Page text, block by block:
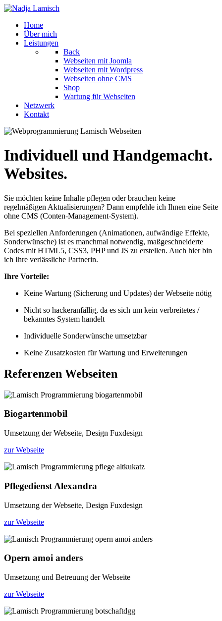
Home
Über mich
Leistungen
Back
Webseiten mit Joomla
Webseiten mit Wordpress
Webseiten ohne CMS
Shop
Wartung für Webseiten
Netzwerk
Kontakt
Individuell und Handgemacht.
Websites.
Sie möchten keine Inhalte pflegen oder brauchen keine
regelmäßigen Aktualisierungen? Dann empfehle ich Ihnen eine Seite
ohne CMS (Conten-Management-System).
Bei speziellen Anforderungen (Animationen, aufwändige Effekte,
Sonderwünsche) ist es manchmal notwendig, maßgeschneiderte
Codes mit HTML5, CSS3, PHP und JS zu erstellen. Auch hier bin
ich Ihre verlässliche Partnerin.
Ihre Vorteile:
Keine Wartung (Sicherung und Updates) der Webseite nötig
Nicht so hackeranfällig, da es sich um kein verbreitetes /
bekanntes System handelt
Individuelle Sonderwünsche umsetzbar
Keine Zusatzkosten für Wartung und Erweiterungen
Referenzen Webseiten
Biogartenmobil
Umsetzung der Webseite, Design Fuxdesign
zur Webseite
Pflegedienst Alexandra
Umsetzung der Webseite, Design Fuxdesign
zur Webseite
Opern amoi anders
Umsetzung und Betreuung der Webseite
zur Webseite